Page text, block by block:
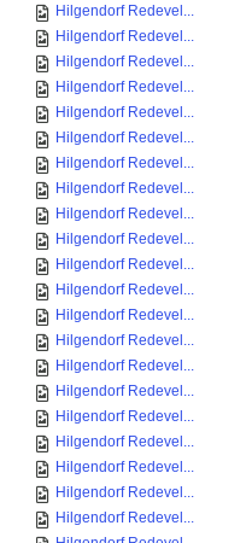
Hilgendorf Redevel...
Hilgendorf Redevel...
Hilgendorf Redevel...
Hilgendorf Redevel...
Hilgendorf Redevel...
Hilgendorf Redevel...
Hilgendorf Redevel...
Hilgendorf Redevel...
Hilgendorf Redevel...
Hilgendorf Redevel...
Hilgendorf Redevel...
Hilgendorf Redevel...
Hilgendorf Redevel...
Hilgendorf Redevel...
Hilgendorf Redevel...
Hilgendorf Redevel...
Hilgendorf Redevel...
Hilgendorf Redevel...
Hilgendorf Redevel...
Hilgendorf Redevel...
Hilgendorf Redevel...